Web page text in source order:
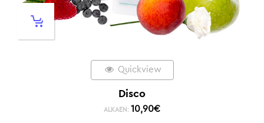
Quickview
Disco
ALKAEN: 10,90€